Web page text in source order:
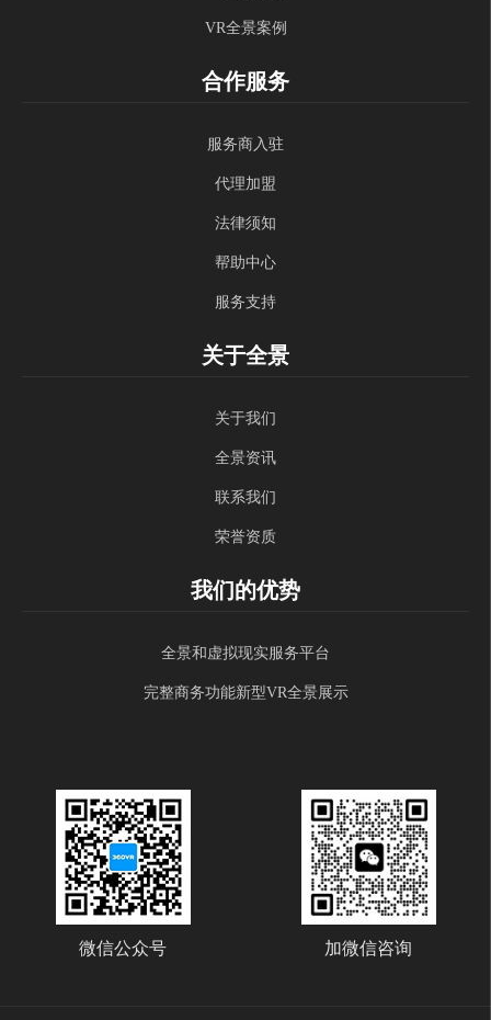
VR全景案例
合作服务
服务商入驻
代理加盟
法律须知
帮助中心
服务支持
关于全景
关于我们
全景资讯
联系我们
荣誉资质
我们的优势
全景和虚拟现实服务平台
完整商务功能新型VR全景展示
微信公众号 加微信咨询